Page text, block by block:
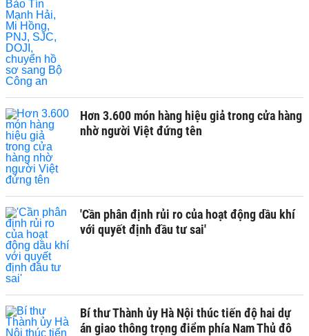
Hơn 3.600 món hàng hiệu giả trong cửa hàng
nhờ người Việt đứng tên
'Cần phân định rủi ro của hoạt động dầu khí
với quyết định đầu tư sai'
Bí thư Thành ủy Hà Nội thúc tiến độ hai dự
án giao thông trọng điểm phía Nam Thủ đô